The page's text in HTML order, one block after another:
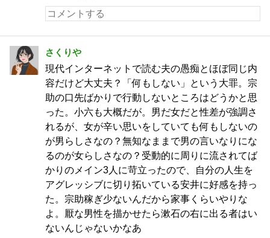
さくりや
現代インターネットで読む夫の愚痴とほぼ同じ内
容だけど大丈夫？「何もしない」という大罪。宗
助の口先ばかりで行動しないところはどうかと思
った。小六も大概だが。男だ女だと性差が強調さ
れるが、女が辛い思いをしていても何もしないの
が男らしさなの？無知なままで男の言いなりにな
るのが女らしさなの？受動的に周りに流されてば
かりのメイン3人に苛立ったので、自分の人生を
アグレッシブに切り拓いている安井に好感を持っ
た。宗助稼ぎ少ないんだから家事くらいやりな
よ。厭な男性を描かせたら漱石の右に出る者はい
ないんじゃないかなあ